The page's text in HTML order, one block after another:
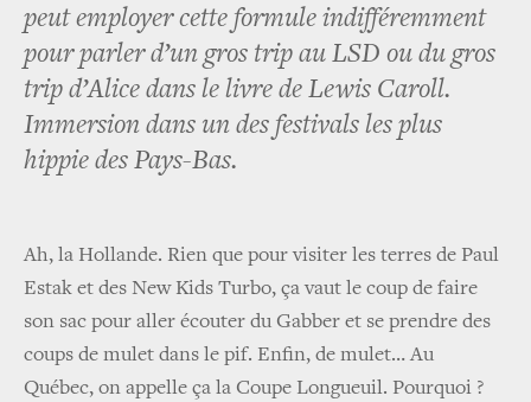
peut employer cette formule indifféremment
pour parler d’un gros trip au LSD ou du gros
trip d’Alice dans le livre de Lewis Caroll.
Immersion dans un des festivals les plus
hippie des Pays-Bas.
Ah, la Hollande. Rien que pour visiter les terres de Paul
Estak et des New Kids Turbo, ça vaut le coup de faire
son sac pour aller écouter du Gabber et se prendre des
coups de mulet dans le pif. Enfin, de mulet… Au
Québec, on appelle ça la Coupe Longueuil. Pourquoi ?